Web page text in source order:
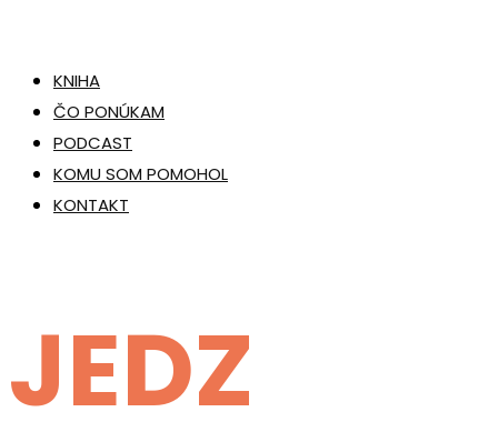
KNIHA
ČO PONÚKAM
PODCAST
KOMU SOM POMOHOL
KONTAKT
JEDZ